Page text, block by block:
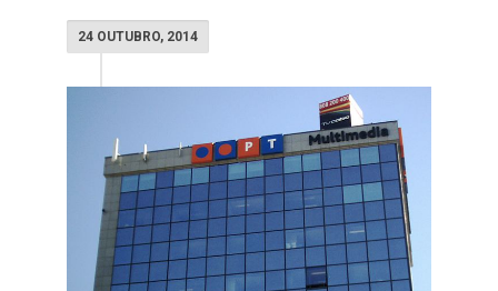
24 OUTUBRO, 2014